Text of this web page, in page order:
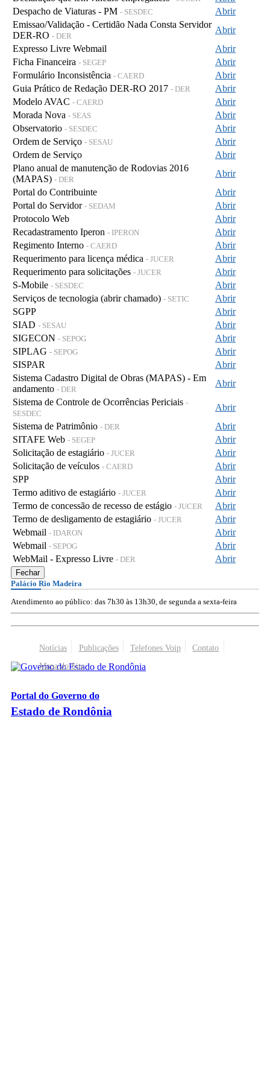
Despacho de Viaturas - PM - SESDEC
Abrir
Emissao/Validação - Certidão Nada Consta Servidor
DER-RO - DER
Abrir
Expresso Livre Webmail
Abrir
Ficha Financeira - SEGEP
Abrir
Formulário Inconsistência - CAERD
Abrir
Guia Prático de Redação DER-RO 2017 - DER
Abrir
Modelo AVAC - CAERD
Abrir
Morada Nova - SEAS
Abrir
Observatorio - SESDEC
Abrir
Ordem de Serviço - SESAU
Abrir
Ordem de Serviço
Abrir
Plano anual de manutenção de Rodovias 2016
(MAPAS) - DER
Abrir
Portal do Contribuinte
Abrir
Portal do Servidor - SEDAM
Abrir
Protocolo Web
Abrir
Recadastramento Iperon - IPERON
Abrir
Regimento Interno - CAERD
Abrir
Requerimento para licença médica - JUCER
Abrir
Requerimento para solicitações - JUCER
Abrir
S-Mobile - SESDEC
Abrir
Serviços de tecnologia (abrir chamado) - SETIC
Abrir
SGPP
Abrir
SIAD - SESAU
Abrir
SIGECON - SEPOG
Abrir
SIPLAG - SEPOG
Abrir
SISPAR
Abrir
Sistema Cadastro Digital de Obras (MAPAS) - Em
andamento - DER
Abrir
Sistema de Controle de Ocorrências Periciais -
SESDEC
Abrir
Sistema de Patrimônio - DER
Abrir
SITAFE Web - SEGEP
Abrir
Solicitação de estagiário - JUCER
Abrir
Solicitação de veículos - CAERD
Abrir
SPP
Abrir
Termo aditivo de estagiário - JUCER
Abrir
Termo de concessão de recesso de estágio - JUCER
Abrir
Termo de desligamento de estagiário - JUCER
Abrir
Webmail - IDARON
Abrir
Webmail - SEPOG
Abrir
WebMail - Expresso Livre - DER Abrir
Fechar
Palácio Rio Madeira
Atendimento ao público: das 7h30 às 13h30, de segunda a sexta-feira
Notícias Publicações Telefones Voip
Contato
Mapa do Site
Portal do Governo do
Estado de Rondônia